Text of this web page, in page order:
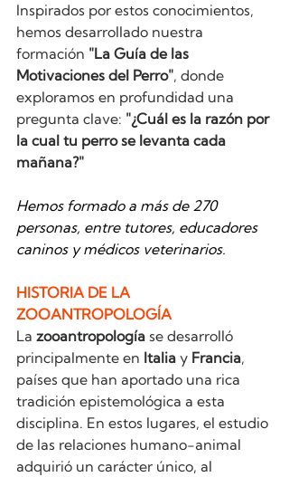
Inspirados por estos conocimientos,
hemos desarrollado nuestra
formación "La Guía de las
Motivaciones del Perro", donde
exploramos en profundidad una
pregunta clave: "¿Cuál es la razón por
la cual tu perro se levanta cada
mañana?"
Hemos formado a más de 270
personas, entre tutores, educadores
caninos y médicos veterinarios.
HISTORIA DE LA
ZOOANTROPOLOGÍA
La zooantropología se desarrolló
principalmente en Italia y Francia,
países que han aportado una rica
tradición epistemológica a esta
disciplina. En estos lugares, el estudio
de las relaciones humano-animal
adquirió un carácter único, al